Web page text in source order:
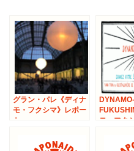
グラン・パレ《ディナ
モ・フクシマ》レポー
ト
DYNAMO-
モ・フク